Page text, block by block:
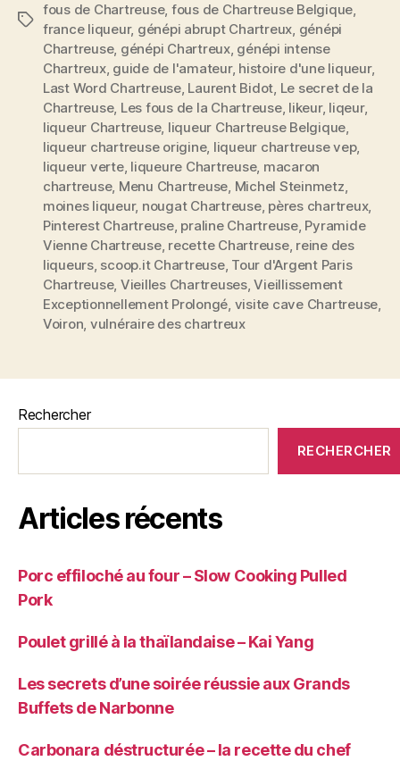
Étiquettes
fous de Chartreuse, fous de Chartreuse Belgique,
france liqueur, génépi abrupt Chartreux, génépi
Chartreuse, génépi Chartreux, génépi intense
Chartreux, guide de l'amateur, histoire d'une liqueur,
Last Word Chartreuse, Laurent Bidot, Le secret de la
Chartreuse, Les fous de la Chartreuse, likeur, liqeur,
liqueur Chartreuse, liqueur Chartreuse Belgique,
liqueur chartreuse origine, liqueur chartreuse vep,
liqueur verte, liqueure Chartreuse, macaron
chartreuse, Menu Chartreuse, Michel Steinmetz,
moines liqueur, nougat Chartreuse, pères chartreux,
Pinterest Chartreuse, praline Chartreuse, Pyramide
Vienne Chartreuse, recette Chartreuse, reine des
liqueurs, scoop.it Chartreuse, Tour d'Argent Paris
Chartreuse, Vieilles Chartreuses,Vieillissement
Exceptionnellement Prolongé, visite cave Chartreuse,
Voiron, vulnéraire des chartreux
Rechercher
RECHERCHER
Articles récents
Porc effiloché au four – Slow Cooking Pulled
Pork
Poulet grillé à la thaïlandaise – Kai Yang
Les secrets d’une soirée réussie aux Grands
Buffets de Narbonne
Carbonara déstructurée – la recette du chef